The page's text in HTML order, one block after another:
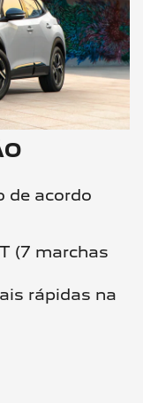
de acordo
(7 marchas
rápidas na